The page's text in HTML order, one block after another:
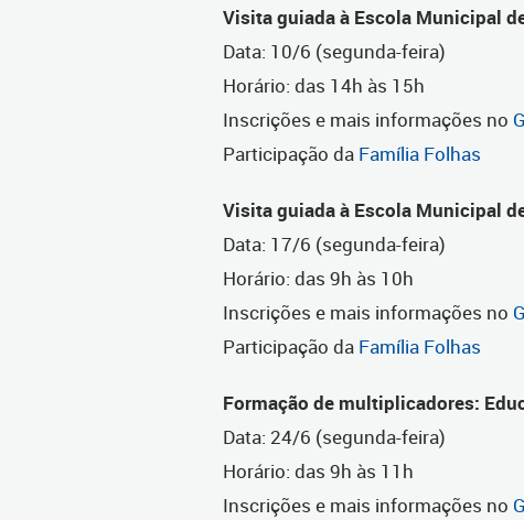
Visita guiada à Escola Municipal
Data: 10/6 (segunda-feira)
Horário: das 14h às 15h
Inscrições e mais informações no
Participação da Família Folhas
Visita guiada à Escola Municipal
Data: 17/6 (segunda-feira)
Horário: das 9h às 10h
Inscrições e mais informações no
Participação da Família Folhas
Formação de multiplicadores:
Data: 24/6 (segunda-feira)
Horário: das 9h às 11h
Inscrições e mais informações no